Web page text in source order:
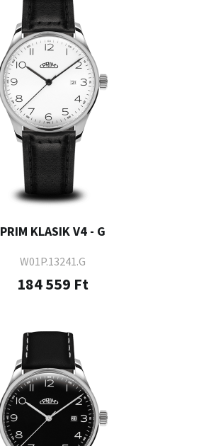
PRIM KLASIK V4 - G
W01P.13241.G
184 559 Ft